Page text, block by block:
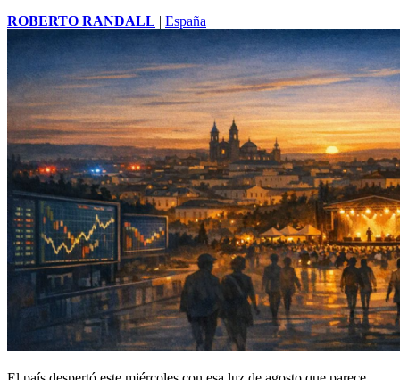
ROBERTO RANDALL | España